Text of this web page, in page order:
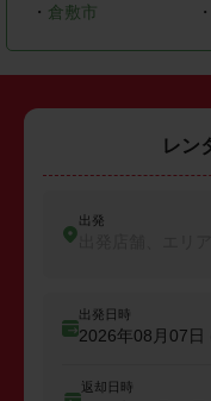
・ 倉敷市 ・
レン
出発
出発日時
2026年08月07日
返却日時